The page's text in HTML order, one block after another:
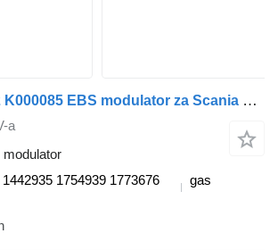
Scania K021202 K000085 EBS modulator za Scania P,G,R,T-series (2004-2017) tegljača
a
1754939 1773676
gas